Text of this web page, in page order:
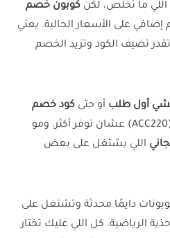
ما تخلص، لكن كوبون خصم
على الأسعار الحالية. يعني
تضيف الكود وتزيد الخصم
أول طلب أو حتى كود خصم
مثل (ACC233) و(ACC220) عشان توفر أكثر. ومو
اللي يشتغل على بعض
دايمًا محدثة وتشتغل على
الرياضية. كل اللي عليك تختار